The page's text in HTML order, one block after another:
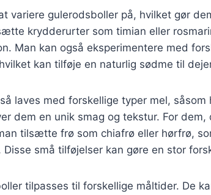
variere gulerodsboller på, hvilket gør
krydderurter som timian eller
Man kan også eksperimentere med
kan tilføje en naturlig sødme til
laves med forskellige typer mel, såsom
dem en unik smag og tekstur. For dem,
tilsætte frø som chiafrø eller hørfrø,
små tilføjelser kan gøre en stor
tilpasses til forskellige måltider. De